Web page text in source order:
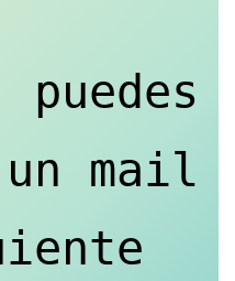
mail